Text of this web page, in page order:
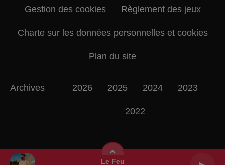
Le Feu
Gestion des cookies Règlement des jeux
Charte sur les données personnelles et cookies
Plan du site
Archives 2026 2025 2024 2023
2022